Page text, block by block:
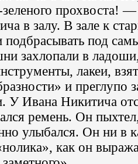
прохвоста!
в залу. В зале к
подбрасывать под
захлопали в
лакеи,
и преглупо
У Ивана Никитича
ремень. Он
улыбался. Он ни в
как он